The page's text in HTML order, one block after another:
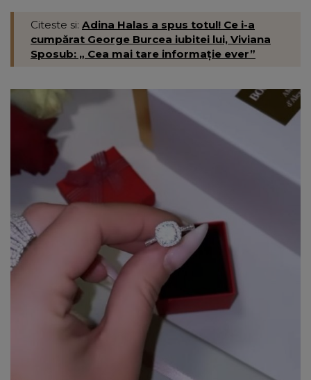
Citeste si: Adina Halas a spus totul! Ce i-a
cumpărat George Burcea iubitei lui, Viviana
Sposub: „ Cea mai tare informație ever”